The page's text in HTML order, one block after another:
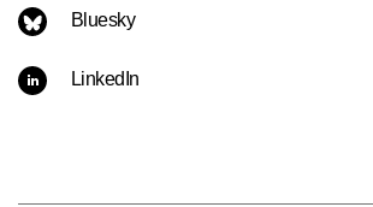
Bluesky
LinkedIn